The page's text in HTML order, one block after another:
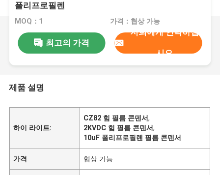
폴리프로필렌
MOQ：1 가격：협상 가능
최고의 가격
저희에게 연락하십
시오
제품 설명
하이 라이트:
CZ82 힘 필름 콘덴서,
2KVDC 힘 필름 콘덴서,
10uF 폴리프로필렌 필름 콘덴서
가격 협상 가능